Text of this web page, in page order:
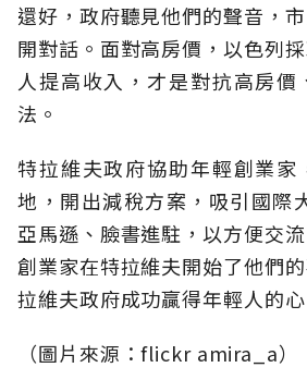
還好，政府聽見他們的聲音，
開對話。面對高房價，以色列
人提高收入，才是對抗高房
法。
特拉維夫政府協助年輕創業家
地，開出減稅方案，吸引國際
亞馬遜、臉書進駐，以方便交
創業家在特拉維夫開始了他們
拉維夫政府成功贏得年輕人的心
（圖片來源：flickr amira_a）